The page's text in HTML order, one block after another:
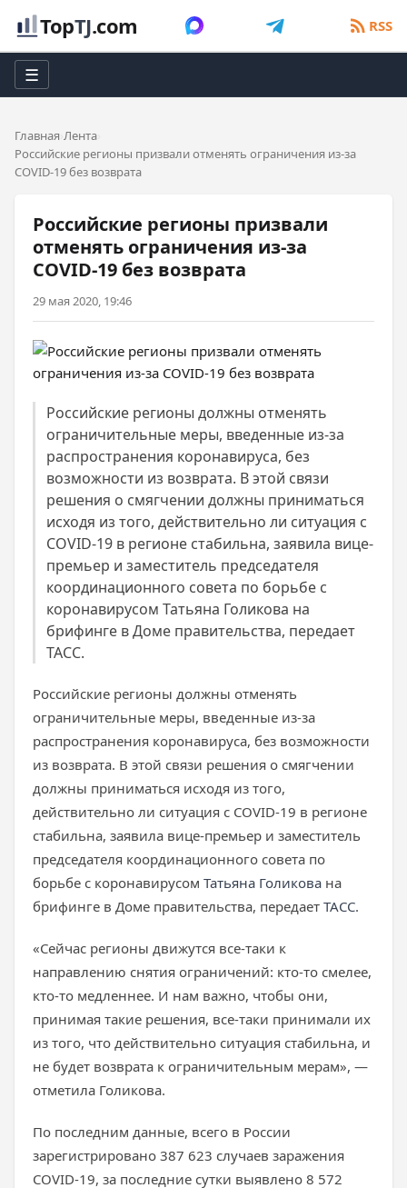
TopTJ.com RSS
☰
Главная Лента
Российские регионы призвали отменять ограничения из-за
COVID-19 без возврата
Российские регионы призвали
отменять ограничения из-за
COVID-19 без возврата
29 мая 2020, 19:46
Российские регионы должны отменять
ограничительные меры, введенные из-за
распространения коронавируса, без
возможности из возврата. В этой связи
решения о смягчении должны приниматься
исходя из того, действительно ли ситуация с
COVID-19 в регионе стабильна, заявила вице-
премьер и заместитель председателя
координационного совета по борьбе с
коронавирусом Татьяна Голикова на
брифинге в Доме правительства, передает
ТАСС.
Российские регионы должны отменять
ограничительные меры, введенные из-за
распространения коронавируса, без возможности
из возврата. В этой связи решения о смягчении
должны приниматься исходя из того,
действительно ли ситуация с COVID-19 в регионе
стабильна, заявила вице-премьер и заместитель
председателя координационного совета по
борьбе с коронавирусом Татьяна Голикова на
брифинге в Доме правительства, передает ТАСС.
«Сейчас регионы движутся все-таки к
направлению снятия ограничений: кто-то смелее,
кто-то медленнее. И нам важно, чтобы они,
принимая такие решения, все-таки принимали их
из того, что действительно ситуация стабильна, и
не будет возврата к ограничительным мерам», —
отметила Голикова.
По последним данные, всего в России
зарегистрировано 387 623 случаев заражения
COVID-19, за последние сутки выявлено 8 572